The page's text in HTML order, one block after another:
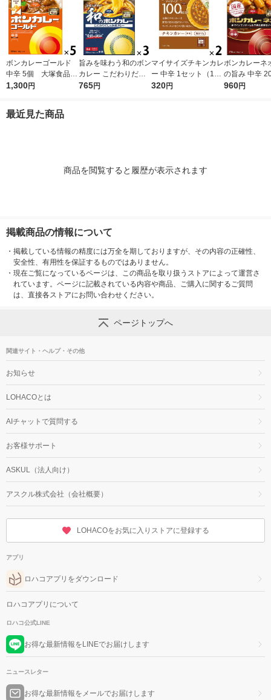
ボンカレーゴールド
中辛 5個 大塚食品
レンジ対応
1,300円
旨みを味わう和のボン
カレー こだわりだし
の和風カレー 中辛
765円
マイサイズチキンカレ
ー 中辛 1セット（1個
（100g）×2） 100k
320円
ボンカレーネ
の旨み 中辛
ット（1個×3
960円
最近見た商品
商品を閲覧すると履歴が表示されます
掲載商品の情報について
・ 掲載している情報の精度には万全を期しておりますが、その内容の正確性、
安全性、有用性を保証するものではありません。
・ 現在ご覧になっているページは、この商品を取り扱うストアによって運営さ
れています。ページに記載されている内容や商品、ご購入に関するご質問
は、直接各ストアにお問い合わせください。
ページトップへ
関連サイト・ヘルプ・その他
お知らせ
LOHACOとは
AIチャットで質問する
お客様サポート
ASKUL（法人向け）
アスクル株式会社（会社概要）
LOHACOをお気に入りストアに登録する
アプリ
ロハコアプリをダウンロード
ロハコアプリについて
ロハコ公式LINE
お得な最新情報をLINEでお届けします
ニュースレター
お得な最新情報をメールでお届けします